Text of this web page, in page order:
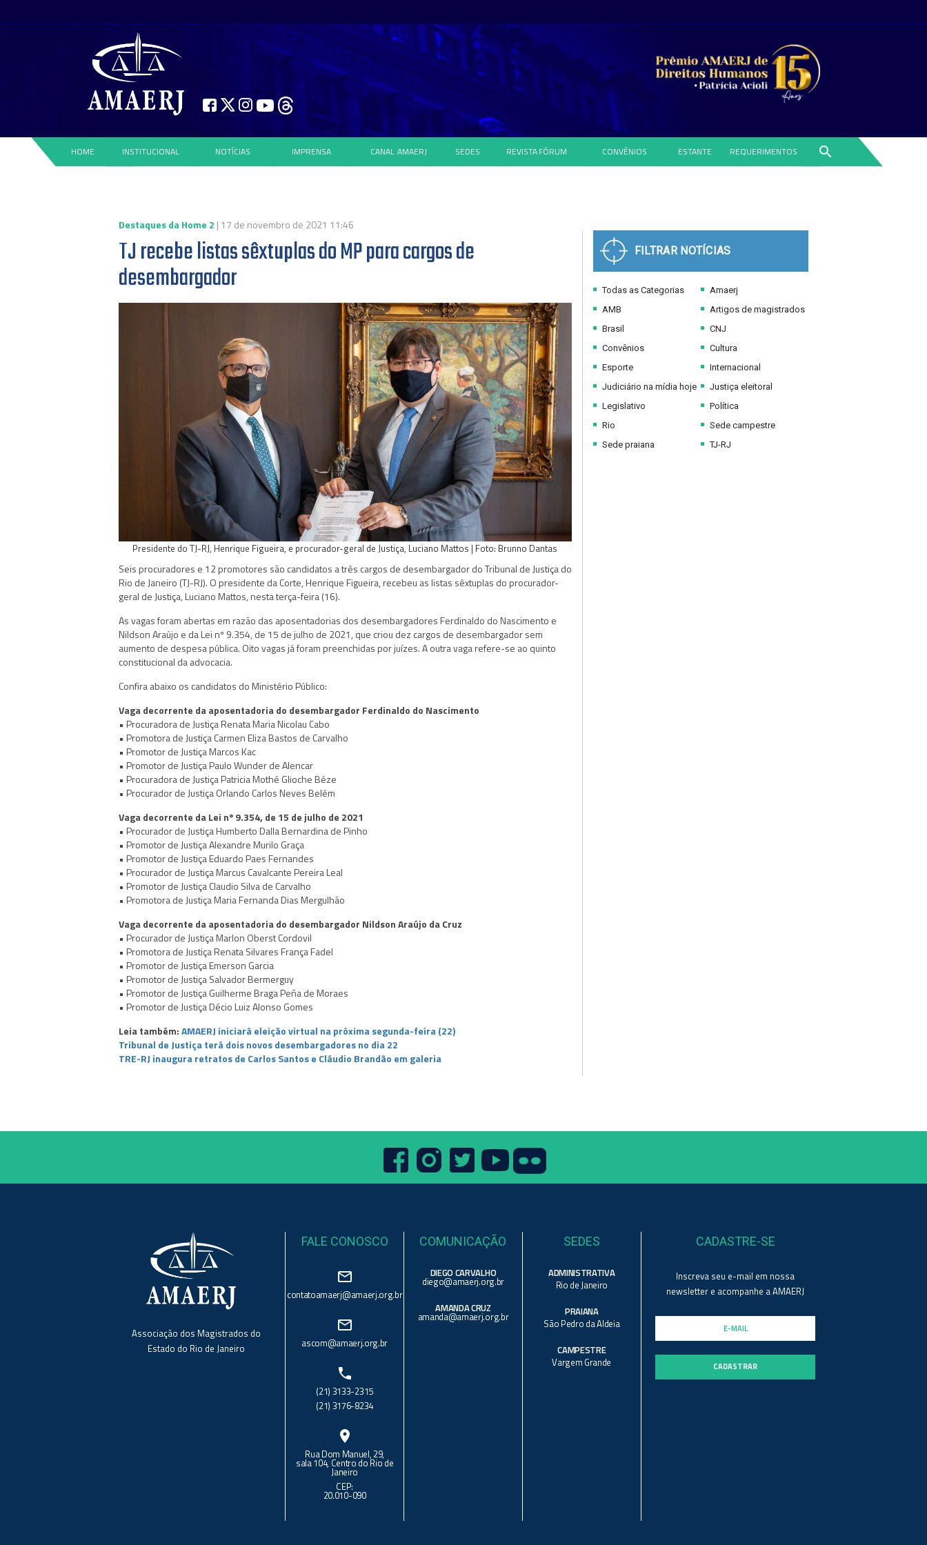
HOME INSTITUCIONAL NOTÍCIAS IMPRENSA CANAL AMAERJ SEDES REVISTAFÓRUM CONVÊNIOS ESTANTE REQUERIMENTOS search
Destaques da Home 2 | 17 de novembro de 2021 11:46
TJ recebe listas sêxtuplas do MP para cargos de
desembargador
Presidente do TJ-RJ, Henrique Figueira, e procurador-geral de Justiça, Luciano Mattos | Foto: Brunno Dantas
Seis procuradores e 12 promotores são candidatos a três cargos de desembargador do Tribunal de Justiça do
Rio de Janeiro (TJ-RJ). O presidente da Corte, Henrique Figueira, recebeu as listas sêxtuplas do procurador-
geral de Justiça, Luciano Mattos, nesta terça-feira (16).
As vagas foram abertas em razão das aposentadorias dos desembargadores Ferdinaldo do Nascimento e
Nildson Araújo e da Lei nº 9.354, de 15 de julho de 2021, que criou dez cargos de desembargador sem
aumento de despesa pública. Oito vagas já foram preenchidas por juízes. A outra vaga refere-se ao quinto
constitucional da advocacia.
Confira abaixo os candidatos do Ministério Público:
Vaga decorrente da aposentadoria do desembargador Ferdinaldo do Nascimento
• Procuradora de Justiça Renata Maria Nicolau Cabo
• Promotora de Justiça Carmen Eliza Bastos de Carvalho
• Promotor de Justiça Marcos Kac
• Promotor de Justiça Paulo Wunder de Alencar
• Procuradora de Justiça Patricia Mothé Glioche Béze
• Procurador de Justiça Orlando Carlos Neves Belém
Vaga decorrente da Lei nº 9.354, de 15 de julho de 2021
• Procurador de Justiça Humberto Dalla Bernardina de Pinho
• Promotor de Justiça Alexandre Murilo Graça
• Promotor de Justiça Eduardo Paes Fernandes
• Procurador de Justiça Marcus Cavalcante Pereira Leal
• Promotor de Justiça Claudio Silva de Carvalho
• Promotora de Justiça Maria Fernanda Dias Mergulhão
Vaga decorrente da aposentadoria do desembargador Nildson Araújo da Cruz
• Procurador de Justiça Marlon Oberst Cordovil
• Promotora de Justiça Renata Silvares França Fadel
• Promotor de Justiça Emerson Garcia
• Promotor de Justiça Salvador Bermerguy
• Promotor de Justiça Guilherme Braga Peña de Moraes
• Promotor de Justiça Décio Luiz Alonso Gomes
Leia também:AMAERJ iniciará eleição virtual na próxima segunda-feira (22)
Tribunal de Justiça terá dois novos desembargadores no dia 22
TRE-RJ inaugura retratos de Carlos Santos e Cláudio Brandão em galeria
FILTRAR NOTÍCIAS
Todas as Categorias
AMB
Brasil
Convênios
Esporte
Judiciário na mídia hoje
Legislativo
Rio
Sede praiana
Amaerj
Artigos de magistrados
CNJ
Cultura
Internacional
Justiça eleitoral
Política
Sede campestre
TJ-RJ
Associação dos Magistrados do
Estado do Rio de Janeiro
FALE CONOSCO
mail_outline
contatoamaerj@amaerj.org.br
mail_outline
ascom@amaerj.org.br
phone
(21) 3133-2315
(21) 3176-8234
location_on
Rua Dom Manuel, 29,
sala 104, Centro do Rio de
Janeiro
CEP:
20.010-090
COMUNICAÇÃO
DIEGO CARVALHO
diego@amaerj.org.br
AMANDA CRUZ
amanda@amaerj.org.br
SEDES
ADMINISTRATIVA
Rio de Janeiro
PRAIANA
São Pedro da Aldeia
CAMPESTRE
Vargem Grande
CADASTRE-SE
Inscreva seu e-mail em nossa
newsletter e acompanhe a AMAERJ